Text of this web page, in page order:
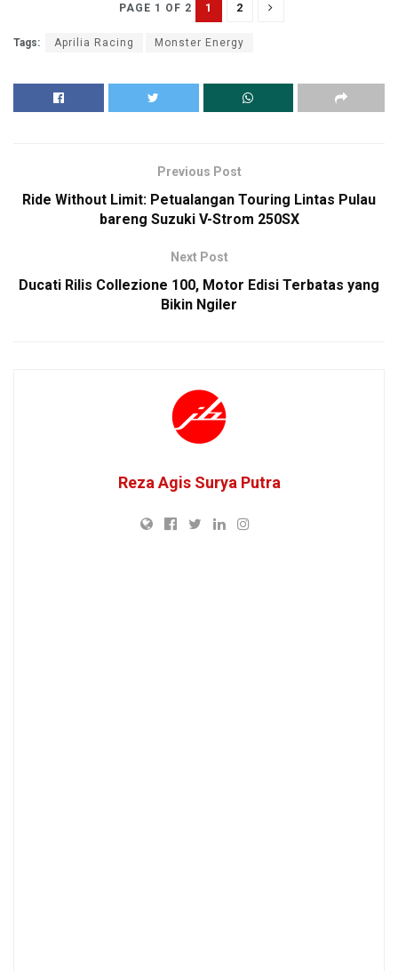
PAGE 1 OF 2 1 2
Tags: Aprilia Racing Monster Energy
Previous Post
Ride Without Limit: Petualangan Touring Lintas Pulau
bareng Suzuki V-Strom 250SX
Next Post
Ducati Rilis Collezione 100, Motor Edisi Terbatas yang
Bikin Ngiler
Reza Agis Surya Putra